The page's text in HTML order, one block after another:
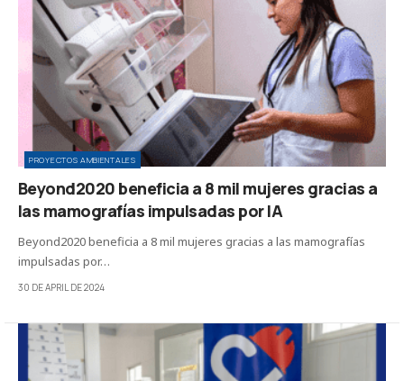
PROYECTOS AMBIENTALES
Beyond2020 beneficia a 8 mil mujeres gracias a
las mamografías impulsadas por IA
Beyond2020 beneficia a 8 mil mujeres gracias a las mamografías
impulsadas por…
30 DE APRIL DE 2024